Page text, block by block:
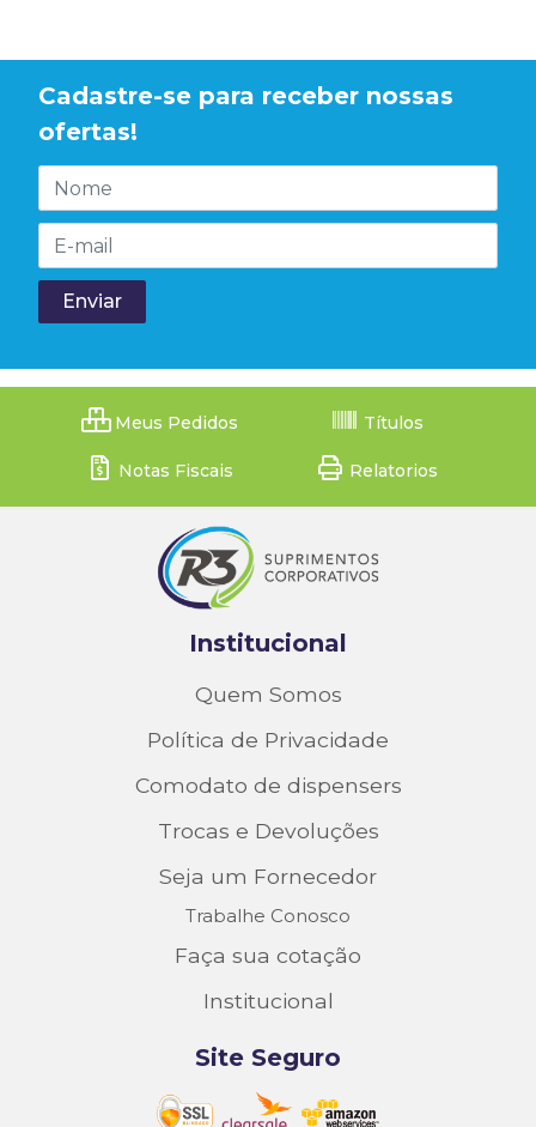
Cadastre-se para receber nossas
ofertas!
Meus Pedidos Títulos
Notas Fiscais Relatorios
Institucional
Quem Somos
Política de Privacidade
Comodato de dispensers
Trocas e Devoluções
Seja um Fornecedor
Trabalhe Conosco
Faça sua cotação
Institucional
Site Seguro